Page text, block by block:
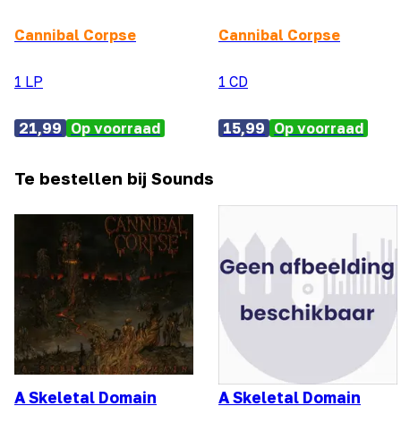
Cannibal Corpse
1 LP
21,99 Op voorraad
Cannibal Corpse
1 CD
15,99 Op voorraad
Te bestellen bij Sounds
A Skeletal Domain A Skeletal Domain